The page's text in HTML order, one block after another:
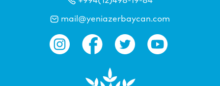
mail@yeniazerbaycan.com